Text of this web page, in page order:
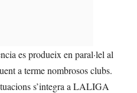
es produeix en paral·lel al
a terme nombrosos clubs.
s’integra a LALIGA